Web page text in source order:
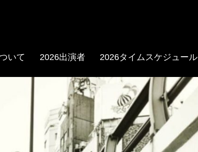
いて 2026出演者 2026タイムスケジュール
playlists